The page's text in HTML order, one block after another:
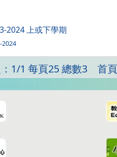
2024 上或下學期
2024
：1/1 每頁25 總數3 首